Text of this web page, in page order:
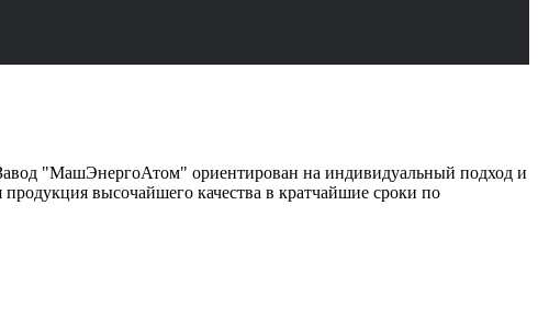
"МашЭнергоАтом" ориентирован на индивидуальный подход и
высочайшего качества в кратчайшие сроки по